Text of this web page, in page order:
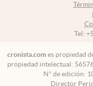
Tel:
cronista.com es propiedad
propiedad intelectual:
N° de edición:
Director